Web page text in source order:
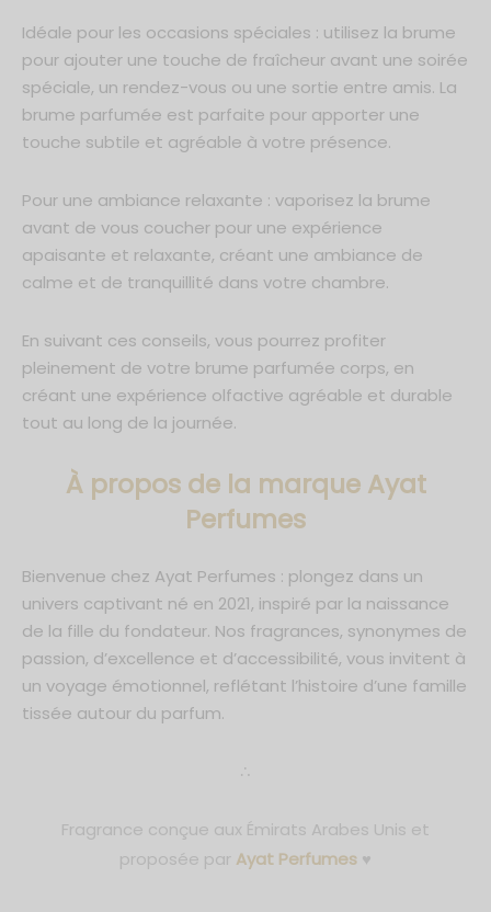
Idéale pour les occasions spéciales : utilisez la brume
pour ajouter une touche de fraîcheur avant une soirée
spéciale, un rendez-vous ou une sortie entre amis. La
brume parfumée est parfaite pour apporter une
touche subtile et agréable à votre présence.
Pour une ambiance relaxante : vaporisez la brume
avant de vous coucher pour une expérience
apaisante et relaxante, créant une ambiance de
calme et de tranquillité dans votre chambre.
En suivant ces conseils, vous pourrez profiter
pleinement de votre brume parfumée corps, en
créant une expérience olfactive agréable et durable
tout au long de la journée.
À propos de la marque Ayat
Perfumes
Bienvenue chez Ayat Perfumes : plongez dans un
univers captivant né en 2021, inspiré par la naissance
de la fille du fondateur. Nos fragrances, synonymes de
passion, d’excellence et d’accessibilité, vous invitent à
un voyage émotionnel, reflétant l’histoire d’une famille
tissée autour du parfum.
∴
Fragrance conçue aux Émirats Arabes Unis et
proposée par Ayat Perfumes ♥